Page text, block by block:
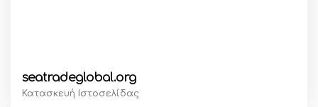
seatradeglobal.org
Κατασκευή Ιστοσελίδας